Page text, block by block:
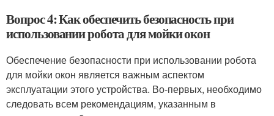
Вопрос 4: Как обеспечить безопасность при
использовании робота для мойки окон
Обеспечение безопасности при использовании робота
для мойки окон является важным аспектом
эксплуатации этого устройства. Во-первых, необходимо
следовать всем рекомендациям, указанным в